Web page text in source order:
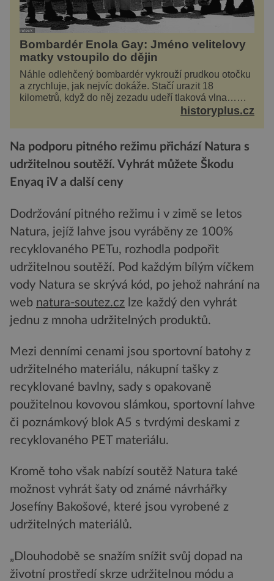
Bombardér Enola Gay: Jméno velitelovy
matky vstoupilo do dějin
Náhle odlehčený bombardér vykrouží prudkou otočku
a zrychluje, jak nejvíc dokáže. Stačí urazit 18
kilometrů, když do něj zezadu udeří tlaková vlna…
Americké rozhodnutí svrhnout ničivou jadernou
historyplus.cz
Na podporu pitného režimu přichází Natura s
udržitelnou soutěží. Vyhrát můžete Škodu
Enyaq iV a další ceny
Dodržování pitného režimu i v zimě se letos
Natura, jejíž lahve jsou vyráběny ze 100%
recyklovaného PETu, rozhodla podpořit
udržitelnou soutěží. Pod každým bílým víčkem
vody Natura se skrývá kód, po jehož nahrání na
web natura-soutez.cz lze každý den vyhrát
jednu z mnoha udržitelných produktů.
Mezi denními cenami jsou sportovní batohy z
udržitelného materiálu, nákupní tašky z
recyklované bavlny, sady s opakovaně
použitelnou kovovou slámkou, sportovní lahve
či poznámkový blok A5 s tvrdými deskami z
recyklovaného PET materiálu.
Kromě toho však nabízí soutěž Natura také
možnost vyhrát šaty od známé návrhářky
Josefíny Bakošové, které jsou vyrobené z
udržitelných materiálů.
„Dlouhodobě se snažím snížit svůj dopad na
životní prostředí skrze udržitelnou módu a